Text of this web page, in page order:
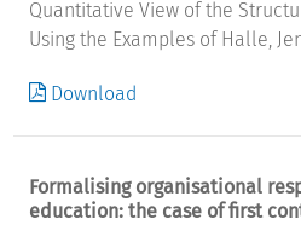
Quantitative View of the
Using the Examples of Halle,
Download
Formalising organisational
education: the case of first